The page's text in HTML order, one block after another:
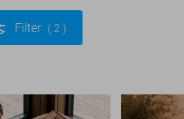
Filter 2